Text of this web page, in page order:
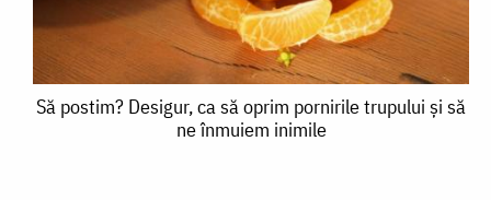
Să
Să postim? Desigur, ca să oprim pornirile trupului și să
ne înmuiem inimile